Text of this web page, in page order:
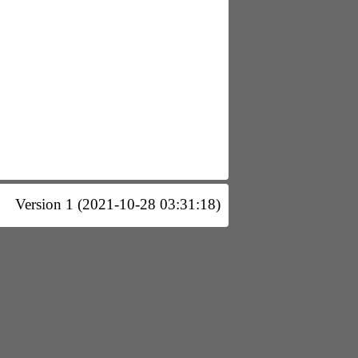
Version 1 (2021-10-28 03:31:18)